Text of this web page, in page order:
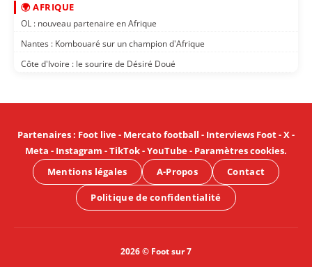
🌍 AFRIQUE
OL : nouveau partenaire en Afrique
Nantes : Kombouaré sur un champion d'Afrique
Côte d'Ivoire : le sourire de Désiré Doué
Partenaires: Foot live- Mercato football - Interviews Foot-X-
Meta - Instagram -TikTok-YouTube- Paramètres cookies.
Mentions légales
A-Propos Contact
Politique de confidentialité
2026 © Foot sur 7